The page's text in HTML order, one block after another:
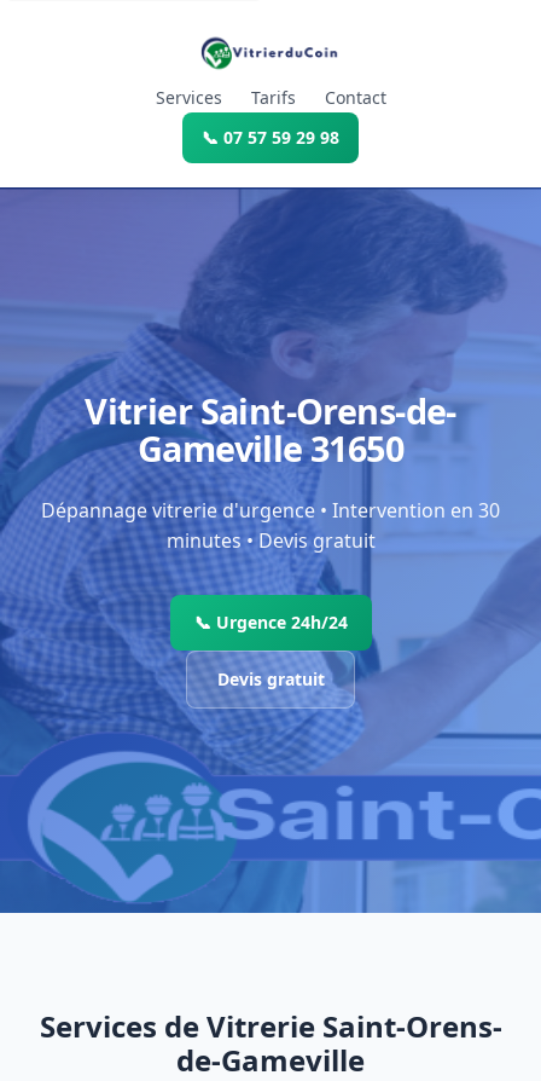
Services Tarifs
Contact
📞 07 57 59 29 98
Vitrier Saint-Orens-de-
Gameville 31650
Dépannage vitrerie d'urgence • Intervention en 30
minutes • Devis gratuit
📞 Urgence 24h/24
Devis gratuit
Services de Vitrerie Saint-Orens-
de-Gameville